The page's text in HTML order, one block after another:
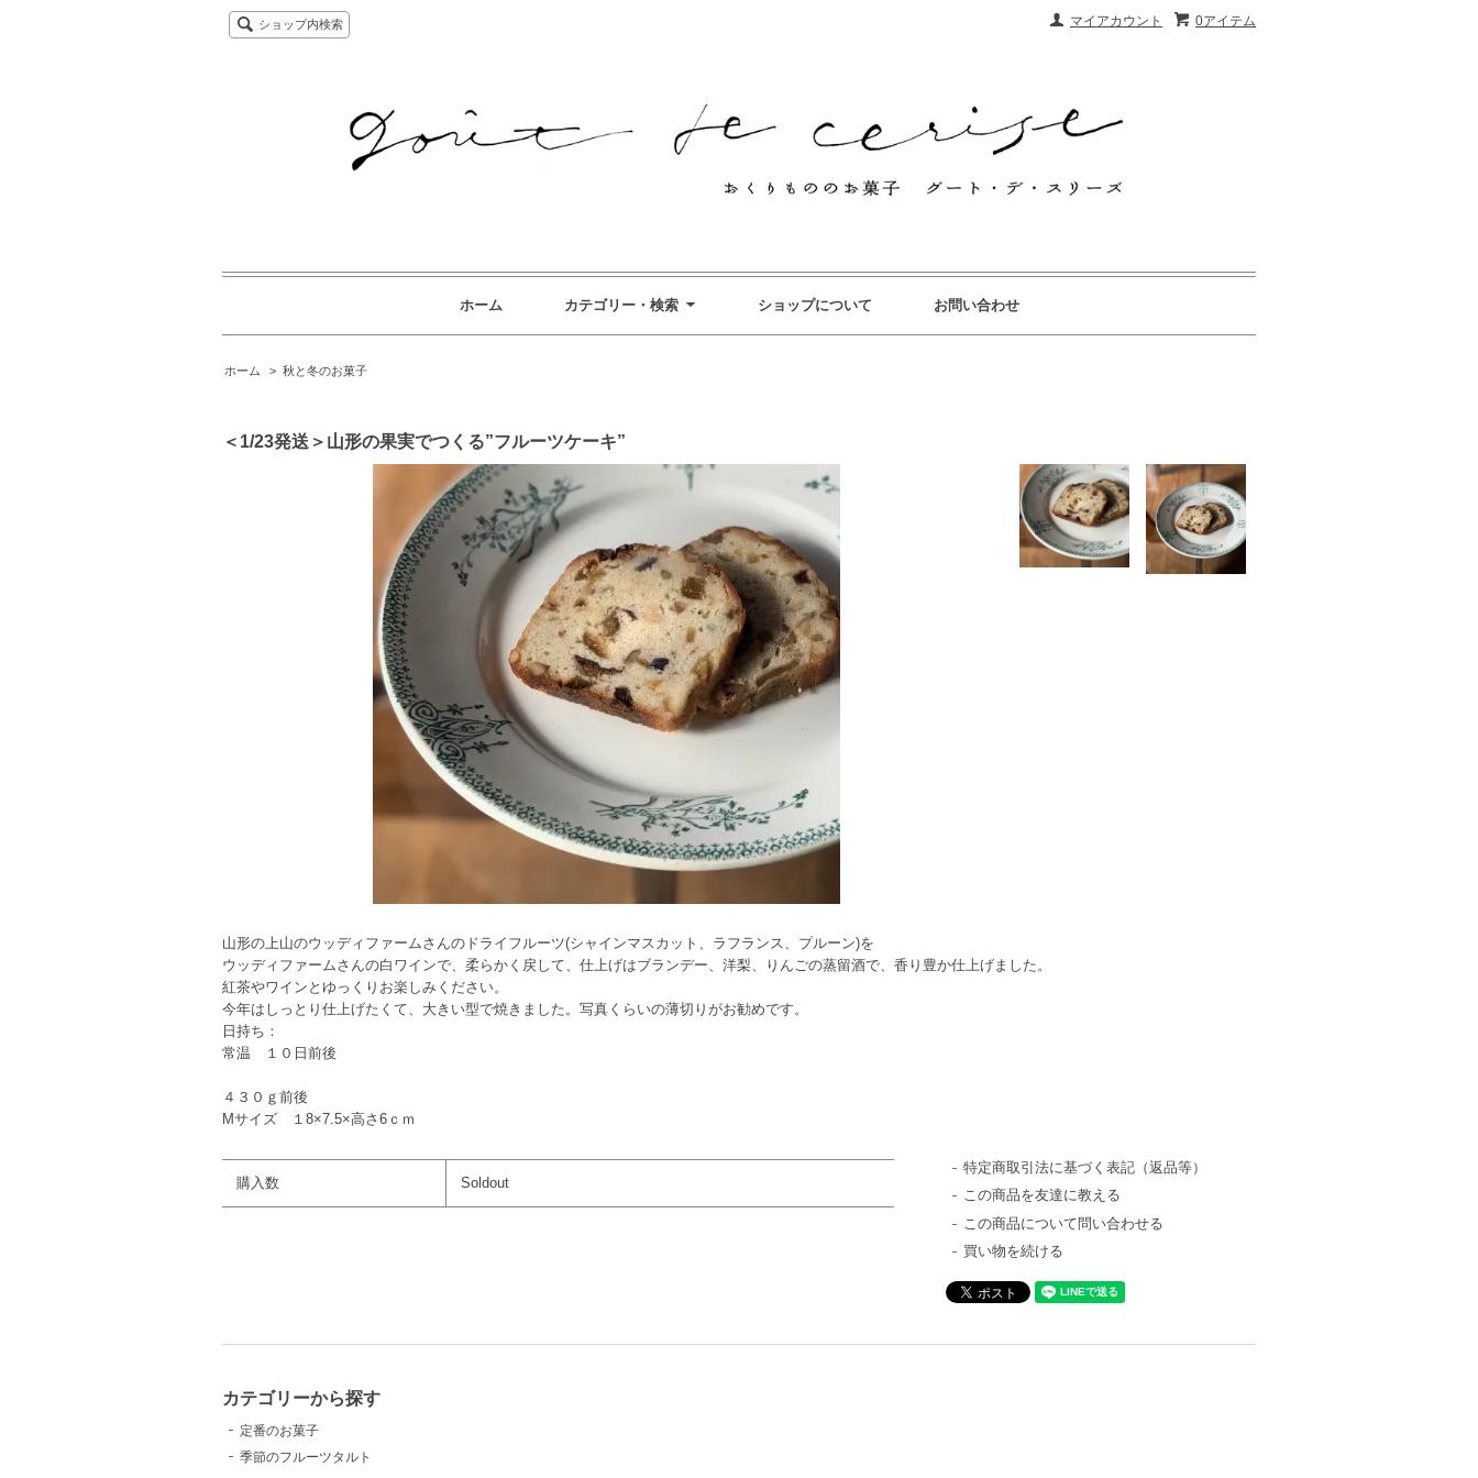
0アイテム
マイアカウント
ショップ内検索
ホーム カテゴリー・検索 ショップについて お問い合わせ
ホーム > 秋と冬のお菓子
＜1/23発送＞山形の果実でつくる”フルーツケーキ”
山形の上山のウッディファームさんのドライフルーツ(シャインマスカット、ラフランス、プルーン)を
ウッディファームさんの白ワインで、柔らかく戻して、仕上げはブランデー、洋梨、りんごの蒸留酒で、香り豊か仕上げました。
紅茶やワインとゆっくりお楽しみください。
今年はしっとり仕上げたくて、大きい型で焼きました。写真くらいの薄切りがお勧めです。
日持ち：
常温 １０日前後
４３０ｇ前後
Mサイズ １8×7.5×高さ6ｃｍ
購入数 Soldout
特定商取引法に基づく表記（返品等）
この商品を友達に教える
この商品について問い合わせる
買い物を続ける
カテゴリーから探す
定番のお菓子
季節のフルーツタルト